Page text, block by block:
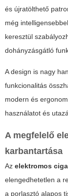
és újratölthető
még
keresztül
dohányzásgátló
A design is nagy
funkcionalitás
modern és
használatot és
A megfelelő
karbantartása
Az elektromos
elengedhetetlen a
a porlasztó alapos